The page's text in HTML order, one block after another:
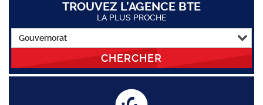
TROUVEZ L’AGENCE BTE
LA PLUS PROCHE
CHERCHER